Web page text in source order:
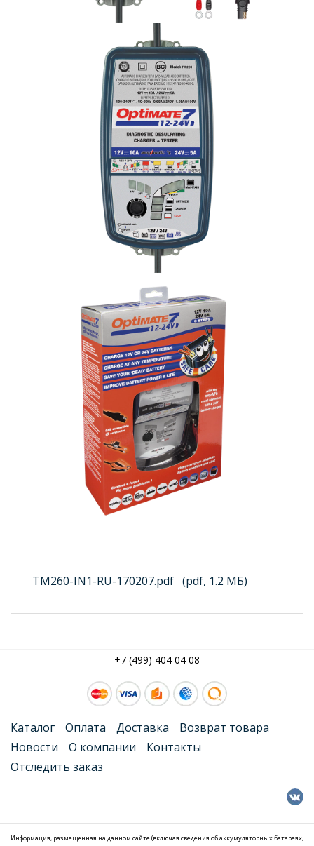
TM260-IN1-RU-170207.pdf (pdf, 1.2 МБ)
+7 (499) 404 04 08
Каталог Оплата Доставка
Возврат товара
Новости
О компании
Контакты
Отследить заказ
Информация, размещенная на данном сайте (включая сведения об аккумуляторных батареях,